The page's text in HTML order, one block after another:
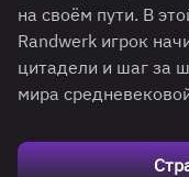
на своём пути. В
Randwerk игрок
цитадели и шаг за
мира